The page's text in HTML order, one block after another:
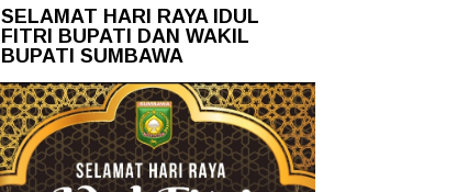
SELAMAT HARI RAYA IDUL
FITRI BUPATI DAN WAKIL
BUPATI SUMBAWA